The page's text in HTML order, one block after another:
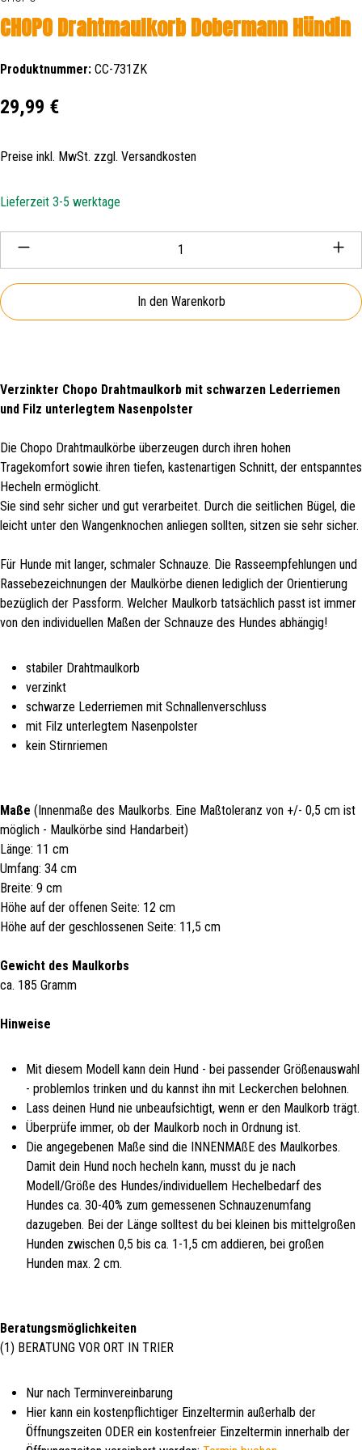
CHOPO Drahtmaulkorb Dobermann Hündin
Produktnummer: CC-731ZK
Regulärer Preis:
29,99 €
Preise inkl. MwSt. zzgl. Versandkosten
Lieferzeit 3-5 werktage
Produkt Anzahl: Gib den gewünschten Wert ein oder
In den Warenkorb
Verzinkter Chopo Drahtmaulkorb mit schwarzen Lederriemen
und Filz unterlegtem Nasenpolster
Die Chopo Drahtmaulkörbe überzeugen durch ihren hohen
Tragekomfort sowie ihren tiefen, kastenartigen Schnitt, der entspanntes
Hecheln ermöglicht.
Sie sind sehr sicher und gut verarbeitet. Durch die seitlichen Bügel, die
leicht unter den Wangenknochen anliegen sollten, sitzen sie sehr sicher.
Für Hunde mit langer, schmaler Schnauze. Die Rasseempfehlungen und
Rassebezeichnungen der Maulkörbe dienen lediglich der Orientierung
bezüglich der Passform. Welcher Maulkorb tatsächlich passt ist immer
von den individuellen Maßen der Schnauze des Hundes abhängig!
stabiler Drahtmaulkorb
verzinkt
schwarze Lederriemen mit Schnallenverschluss
mit Filz unterlegtem Nasenpolster
kein Stirnriemen
Maße (Innenmaße des Maulkorbs. Eine Maßtoleranz von +/- 0,5 cm ist
möglich - Maulkörbe sind Handarbeit)
Länge: 11 cm
Umfang: 34 cm
Breite: 9 cm
Höhe auf der offenen Seite: 12 cm
Höhe auf der geschlossenen Seite: 11,5 cm
Gewicht des Maulkorbs
ca. 185 Gramm
Hinweise
Mit diesem Modell kann dein Hund - bei passender Größenauswahl
- problemlos trinken und du kannst ihn mit Leckerchen belohnen.
Lass deinen Hund nie unbeaufsichtigt, wenn er den Maulkorb trägt.
Überprüfe immer, ob der Maulkorb noch in Ordnung ist.
Die angegebenen Maße sind die INNENMAßE des Maulkorbes.
Damit dein Hund noch hecheln kann, musst du je nach
Modell/Größe des Hundes/individuellem Hechelbedarf des
Hundes ca. 30-40% zum gemessenen Schnauzenumfang
dazugeben. Bei der Länge solltest du bei kleinen bis mittelgroßen
Hunden zwischen 0,5 bis ca. 1-1,5 cm addieren, bei großen
Hunden max. 2 cm.
Beratungsmöglichkeiten
(1) BERATUNG VOR ORT IN TRIER
Nur nach Terminvereinbarung
Hier kann ein kostenpflichtiger Einzeltermin außerhalb der
Öffnungszeiten ODER ein kostenfreier Einzeltermin innerhalb der